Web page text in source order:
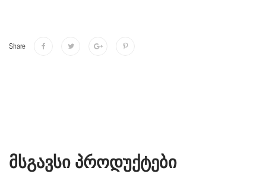
Share
ᲛᲡᲒᲐᲕᲡᲘ ᲞᲠᲝᲓᲣᲥᲢᲔᲑᲘ